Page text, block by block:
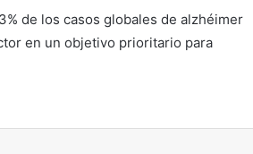
de los casos globales de alzhéimer
en un objetivo prioritario para